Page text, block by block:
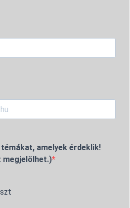
amelyek érdeklik!
megjelölhet.)